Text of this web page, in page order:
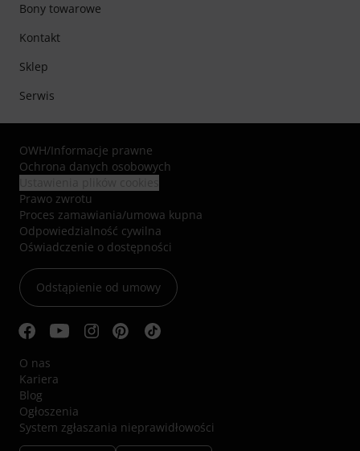
Bony towarowe
Kontakt
Sklep
Serwis
OWH/Informacje prawne
Ochrona danych osobowych
Prawo zwrotu
Proces zamawiania/umowa kupna
Odpowiedzialność cywilna
Oświadczenie o dostępności
Odstąpienie od umowy
O nas
Kariera
Blog
Ogłoszenia
System zgłaszania nieprawidłowości